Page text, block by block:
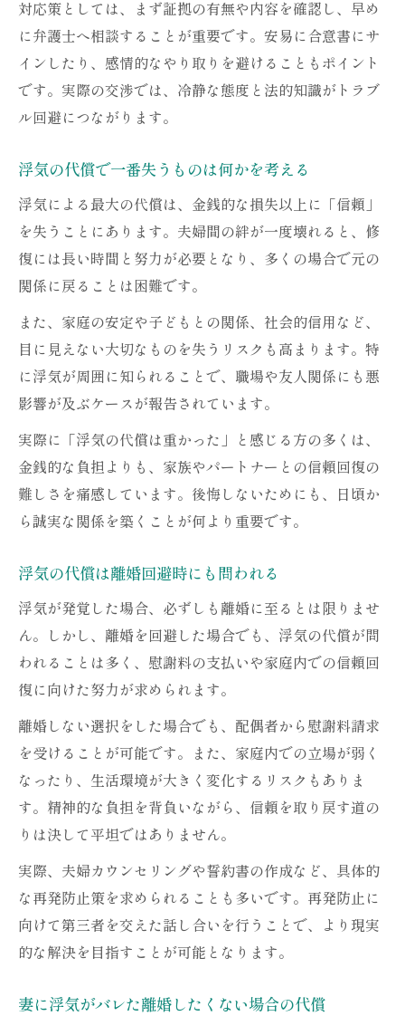
対応策としては、まず証拠の有無や内容を確認し、早め
に弁護士へ相談することが重要です。安易に合意書にサ
インしたり、感情的なやり取りを避けることもポイント
です。実際の交渉では、冷静な態度と法的知識がトラブ
ル回避につながります。
浮気の代償で一番失うものは何かを考える
浮気による最大の代償は、金銭的な損失以上に「信頼」
を失うことにあります。夫婦間の絆が一度壊れると、修
復には長い時間と努力が必要となり、多くの場合で元の
関係に戻ることは困難です。
また、家庭の安定や子どもとの関係、社会的信用など、
目に見えない大切なものを失うリスクも高まります。特
に浮気が周囲に知られることで、職場や友人関係にも悪
影響が及ぶケースが報告されています。
実際に「浮気の代償は重かった」と感じる方の多くは、
金銭的な負担よりも、家族やパートナーとの信頼回復の
難しさを痛感しています。後悔しないためにも、日頃か
ら誠実な関係を築くことが何より重要です。
浮気の代償は離婚回避時にも問われる
浮気が発覚した場合、必ずしも離婚に至るとは限りませ
ん。しかし、離婚を回避した場合でも、浮気の代償が問
われることは多く、慰謝料の支払いや家庭内での信頼回
復に向けた努力が求められます。
離婚しない選択をした場合でも、配偶者から慰謝料請求
を受けることが可能です。また、家庭内での立場が弱く
なったり、生活環境が大きく変化するリスクもありま
す。精神的な負担を背負いながら、信頼を取り戻す道の
りは決して平坦ではありません。
実際、夫婦カウンセリングや誓約書の作成など、具体的
な再発防止策を求められることも多いです。再発防止に
向けて第三者を交えた話し合いを行うことで、より現実
的な解決を目指すことが可能となります。
妻に浮気がバレた離婚したくない場合の代償